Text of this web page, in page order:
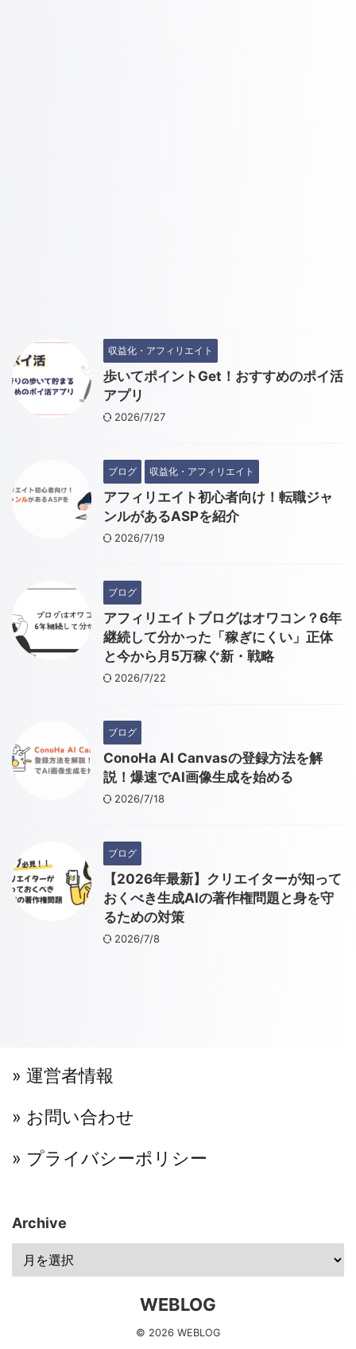
収益化・アフィリエイト
歩いてポイントGet！おすすめのポイ活
アプリ
2026/7/27
ブログ 収益化・アフィリエイト
アフィリエイト初心者向け！転職ジャ
ンルがあるASPを紹介
2026/7/19
ブログ
アフィリエイトブログはオワコン？6年
継続して分かった「稼ぎにくい」正体
と今から月5万稼ぐ新・戦略
2026/7/22
ブログ
ConoHa AI Canvasの登録方法を解
説！爆速でAI画像生成を始める
2026/7/18
ブログ
【2026年最新】クリエイターが知って
おくべき生成AIの著作権問題と身を守
るための対策
2026/7/8
» 運営者情報
» お問い合わせ
» プライバシーポリシー
Archive
WEBLOG
© 2026 WEBLOG